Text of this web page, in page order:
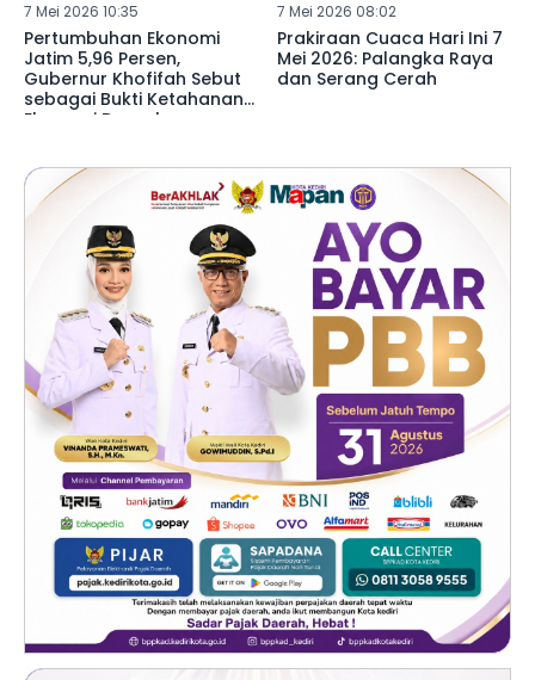
7 Mei 2026 10:35
Pertumbuhan Ekonomi
Jatim 5,96 Persen,
Gubernur Khofifah Sebut
sebagai Bukti Ketahanan
Ekonomi Daerah
7 Mei 2026 08:02
Prakiraan Cuaca Hari Ini 7
Mei 2026: Palangka Raya
dan Serang Cerah